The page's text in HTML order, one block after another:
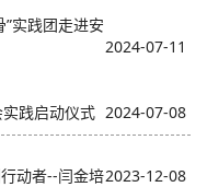
实践团走进安
2024-07-11
践启动仪式 2024-07-08
动者--闫金培2023-12-08